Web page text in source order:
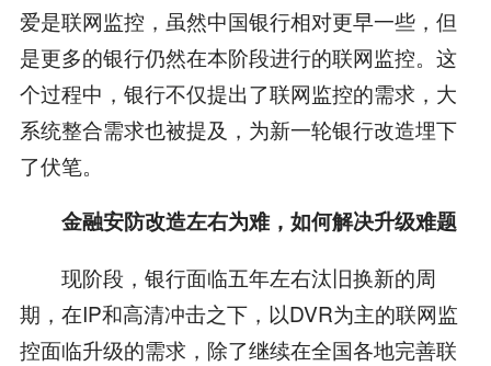
爱是联网监控，虽然中国银行相对更早一些，但
是更多的银行仍然在本阶段进行的联网监控。这
个过程中，银行不仅提出了联网监控的需求，大
系统整合需求也被提及，为新一轮银行改造埋下
了伏笔。
金融安防改造左右为难，如何解决升级难题
现阶段，银行面临五年左右汰旧换新的周
期，在IP和高清冲击之下，以DVR为主的联网监
控面临升级的需求，除了继续在全国各地完善联